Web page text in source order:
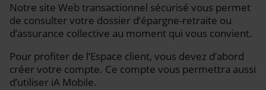
Notre site Web transactionnel sécurisé vous permet
de consulter votre dossier d’épargne-retraite ou
d’assurance collective au moment qui vous convient.
Pour profiter de l’Espace client, vous devez d’abord
créer votre compte. Ce compte vous permettra aussi
d’utiliser iA Mobile.